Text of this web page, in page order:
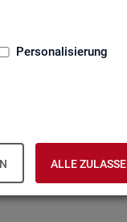
Personalisierung
ALLE
Ar­beit (BA)